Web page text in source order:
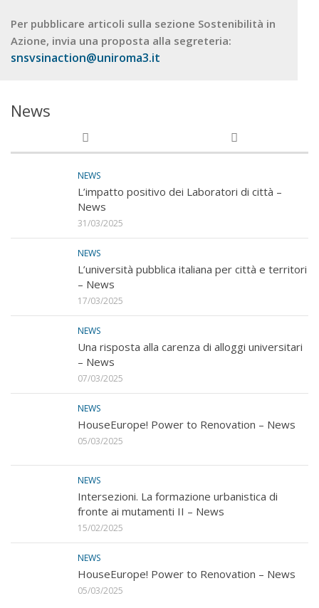
Per pubblicare articoli sulla sezione Sostenibilità in
Azione, invia una proposta alla segreteria:
snsvsinaction@uniroma3.it
News
NEWS
L’impatto positivo dei Laboratori di città –
News
31/03/2025
NEWS
L’università pubblica italiana per città e territori
– News
17/03/2025
NEWS
Una risposta alla carenza di alloggi universitari
– News
07/03/2025
NEWS
HouseEurope! Power to Renovation – News
05/03/2025
NEWS
Intersezioni. La formazione urbanistica di
fronte ai mutamenti II – News
15/02/2025
NEWS
HouseEurope! Power to Renovation – News
05/03/2025